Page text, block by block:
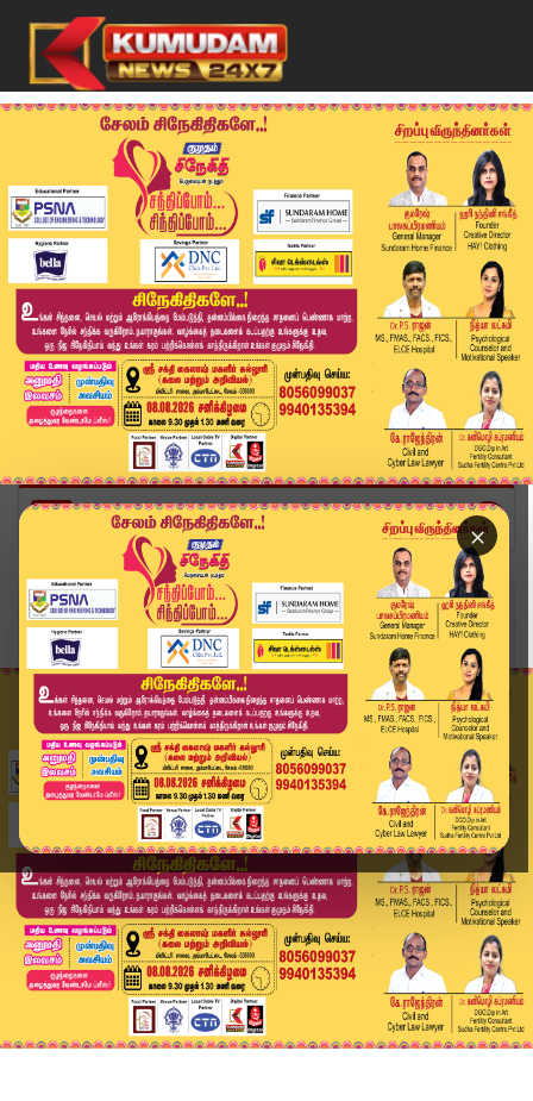
×
Home
தமிழ்நாடு
வீட்டில் தனியாக இருந்த மூதாட்டிக்கு நேர்ந்த சோக...